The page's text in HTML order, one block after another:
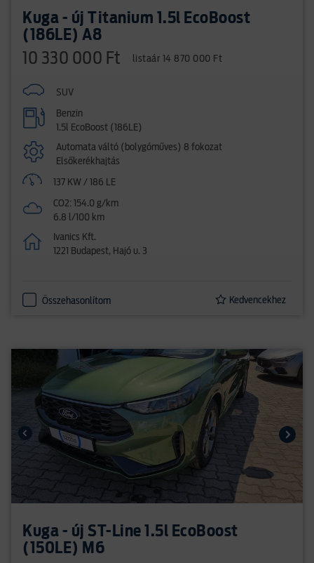
Kuga - új Titanium 1.5l EcoBoost
(186LE) A8
10 330 000 Ft listaár 14 870 000 Ft
SUV
Benzin
1.5l EcoBoost (186LE)
Automata váltó (bolygóműves) 8 fokozat
Elsőkerékhajtás
137 KW / 186 LE
CO2: 154.0 g/km
6.8 l/100 km
Ivanics Kft.
1221 Budapest, Hajó u. 3
Összehasonlítom Kedvencekhez
Kuga - új ST-Line 1.5l EcoBoost
(150LE) M6